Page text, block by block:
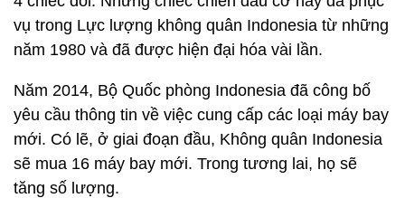
vụ trong Lực lượng không quân Indonesia từ những
năm 1980 và đã được hiện đại hóa vài lần.
Năm 2014, Bộ Quốc phòng Indonesia đã công bố
yêu cầu thông tin về việc cung cấp các loại máy bay
mới. Có lẽ, ở giai đoạn đầu, Không quân Indonesia
sẽ mua 16 máy bay mới. Trong tương lai, họ sẽ
tăng số lượng.